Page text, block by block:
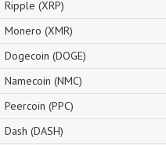
Ripple (XRP)
Monero (XMR)
Dogecoin (DOGE)
Namecoin (NMC)
Peercoin (PPC)
Dash (DASH)